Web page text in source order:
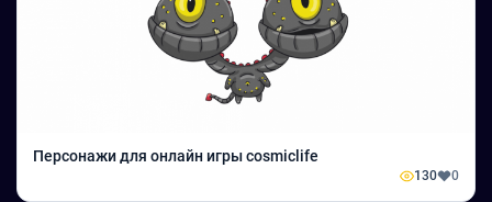
Персонажи для онлайн игры cosmiclife
130 0